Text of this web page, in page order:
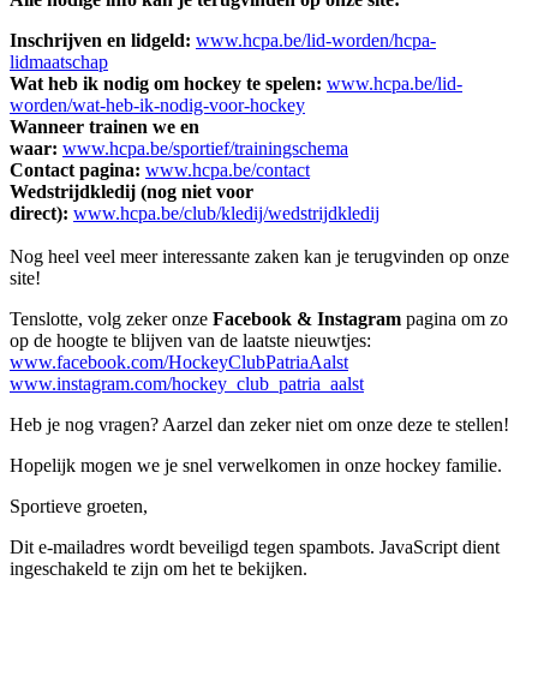
Inschrijven en lidgeld: www.hcpa.be/lid-worden/hcpa-
lidmaatschap
Wat heb ik nodig om hockey te spelen: www.hcpa.be/lid-
worden/wat-heb-ik-nodig-voor-hockey
Wanneer trainen we en
waar: www.hcpa.be/sportief/trainingschema
Contact pagina: www.hcpa.be/contact
Wedstrijdkledij (nog niet voor
direct): www.hcpa.be/club/kledij/wedstrijdkledij
Nog heel veel meer interessante zaken kan je terugvinden op onze
site!
Tenslotte, volg zeker onze Facebook & Instagram pagina om zo
op de hoogte te blijven van de laatste nieuwtjes:
www.facebook.com/HockeyClubPatriaAalst
www.instagram.com/hockey_club_patria_aalst
Heb je nog vragen? Aarzel dan zeker niet om onze deze te stellen!
Hopelijk mogen we je snel verwelkomen in onze hockey familie.
Sportieve groeten,
Dit e-mailadres wordt beveiligd tegen spambots. JavaScript dient
ingeschakeld te zijn om het te bekijken.